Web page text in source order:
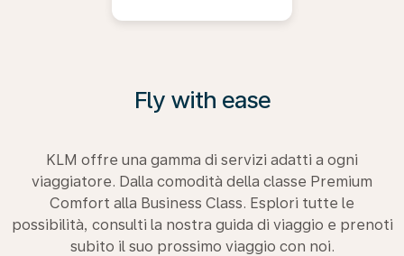
Fly with ease
KLM offre una gamma di servizi adatti a ogni
viaggiatore. Dalla comodità della classe Premium
Comfort alla Business Class. Esplori tutte le
possibilità, consulti la nostra guida di viaggio e prenoti
subito il suo prossimo viaggio con noi.